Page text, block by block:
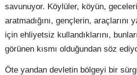
savunuyor. Köylüler, köyün,
aratmadığını, gençlerin, araçlarını
için ehliyetsiz kullandıklarını,
görünen kısmı olduğundan söz
Öte yandan devletin bölgeyi bir